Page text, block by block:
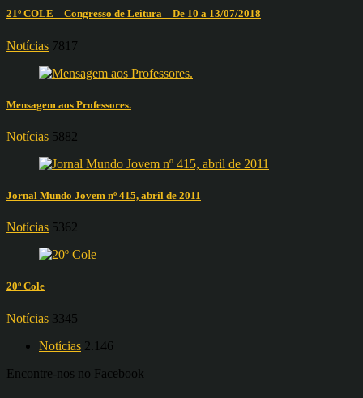
21º COLE – Congresso de Leitura – De 10 a 13/07/2018
Notícias 7817
Mensagem aos Professores.
Notícias 5882
Jornal Mundo Jovem nº 415, abril de 2011
Notícias 5362
20º Cole
Notícias 3345
Notícias 2.146
Encontre-nos no Facebook